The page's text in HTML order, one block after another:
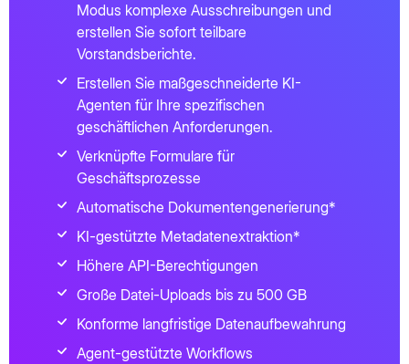
Modus komplexe Ausschreibungen und
erstellen Sie sofort teilbare
Vorstandsberichte.
Erstellen Sie maßgeschneiderte KI-
Agenten für Ihre spezifischen
geschäftlichen Anforderungen.
Verknüpfte Formulare für
Geschäftsprozesse
Automatische Dokumentengenerierung*
KI-gestützte Metadatenextraktion*
Höhere API-Berechtigungen
Große Datei-Uploads bis zu 500 GB
Konforme langfristige Datenaufbewahrung
Agent-gestützte Workflows